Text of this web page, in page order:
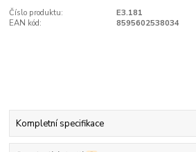
Číslo produktu:
E3.181
EAN kód:
8595602538034
Kompletní specifikace